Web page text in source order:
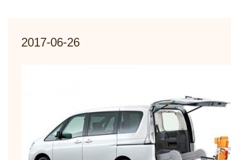
2017-06-26